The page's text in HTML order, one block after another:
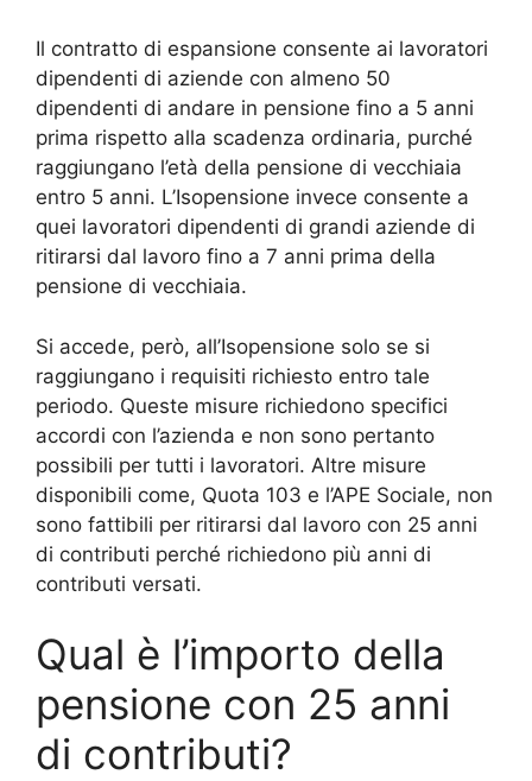
Il contratto di espansione consente ai lavoratori
dipendenti di aziende con almeno 50
dipendenti di andare in pensione fino a 5 anni
prima rispetto alla scadenza ordinaria, purché
raggiungano l’età della pensione di vecchiaia
entro 5 anni. L’Isopensione invece consente a
quei lavoratori dipendenti di grandi aziende di
ritirarsi dal lavoro fino a 7 anni prima della
pensione di vecchiaia.
Si accede, però, all’Isopensione solo se si
raggiungano i requisiti richiesto entro tale
periodo. Queste misure richiedono specifici
accordi con l’azienda e non sono pertanto
possibili per tutti i lavoratori. Altre misure
disponibili come, Quota 103 e l’APE Sociale, non
sono fattibili per ritirarsi dal lavoro con 25 anni
di contributi perché richiedono più anni di
contributi versati.
Qual è l’importo della
pensione con 25 anni
di contributi?